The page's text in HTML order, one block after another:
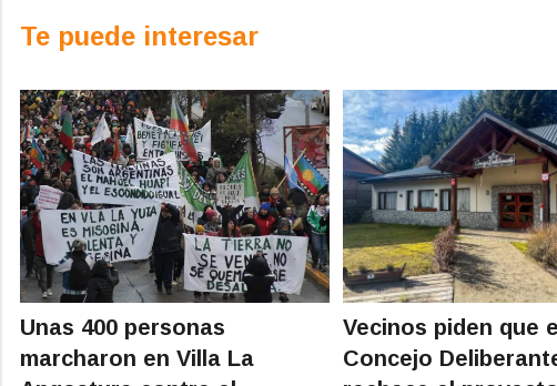
Te puede interesar
Unas 400 personas
marcharon en Villa La
Vecinos piden que el
Concejo